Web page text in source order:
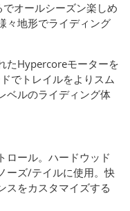
オールシーズン楽しめ
々地形でライディング
たHypercoreモーターを
でトレイルをよりスム
ベルのライディング体
ロール。ハードウッド
ーズ/テイルに使用。快
スをカスタマイズする